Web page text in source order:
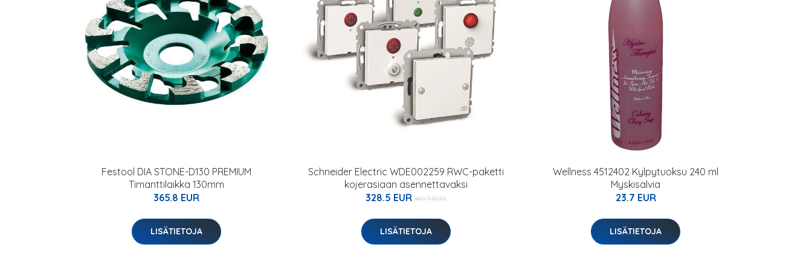
Festool DIA STONE-D130 PREMIUM
Timanttilaikka 130mm
365.8 EUR
LISÄTIETOJA
Schneider Electric WDE002259 RWC-paketti
kojerasiaan asennettavaksi
328.5 EUR 410.7 EUR
LISÄTIETOJA
Wellness 4512402 Kylpytuoksu 240 ml
Myskisalvia
23.7 EUR
LISÄTIETOJA